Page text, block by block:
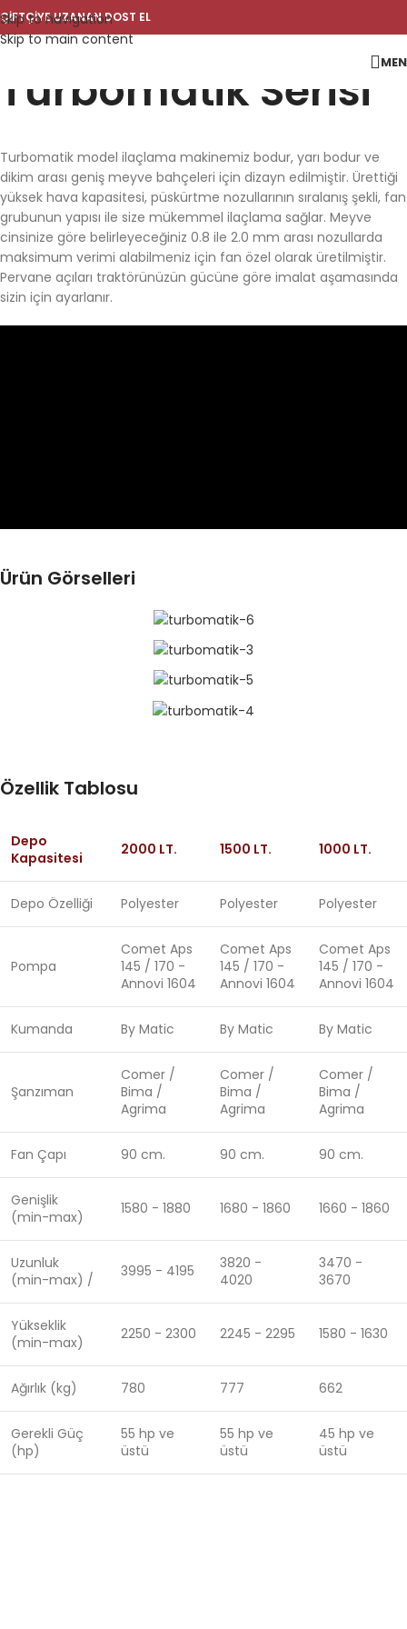
Skip to navigation
Skip to main content
ÇİFTÇİYE UZANAN DOST EL
Turbomatik Serisi
Turbomatik model ilaçlama makinemiz bodur, yarı bodur ve
dikim arası geniş meyve bahçeleri için dizayn edilmiştir. Ürettiği
yüksek hava kapasitesi, püskürtme nozullarının sıralanış şekli, fan
grubunun yapısı ile size mükemmel ilaçlama sağlar. Meyve
cinsinize göre belirleyeceğiniz 0.8 ile 2.0 mm arası nozullarda
maksimum verimi alabilmeniz için fan özel olarak üretilmiştir.
Pervane açıları traktörünüzün gücüne göre imalat aşamasında
sizin için ayarlanır.
Ürün Görselleri
Özellik Tablosu
Depo
Kapasitesi
2000 LT. 1500 LT. 1000 LT.
Depo Özelliği Polyester Polyester Polyester
Pompa
Comet Aps
145 / 170 -
Annovi 1604
Comet Aps
145 / 170 -
Annovi 1604
Comet Aps
145 / 170 -
Annovi 1604
Kumanda By Matic By Matic By Matic
Şanzıman
Comer /
Bima /
Agrima
Comer /
Bima /
Agrima
Comer /
Bima /
Agrima
Fan Çapı 90 cm. 90 cm. 90 cm.
Genişlik
(min-max)
1580 - 1880 1680 - 1860 1660 - 1860
Uzunluk
(min-max) /
3995 - 4195
3820 -
4020
3470 -
3670
Yükseklik
(min-max)
2250 - 2300 2245 - 2295 1580 - 1630
Ağırlık (kg) 780 777 662
Gerekli Güç
(hp)
55 hp ve
üstü
55 hp ve
üstü
45 hp ve
üstü